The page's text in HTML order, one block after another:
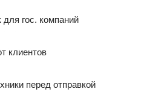
гос. компаний
клиентов
перед отправкой